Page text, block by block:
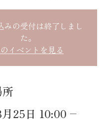
みの受付は終了しまし
た。
イベントを見る
25日 10:00 –